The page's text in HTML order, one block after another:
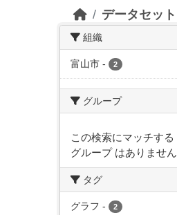
データセット
組織
富山市 - 2
グループ
この検索にマッチする
グループ はありません
タグ
グラフ - 2